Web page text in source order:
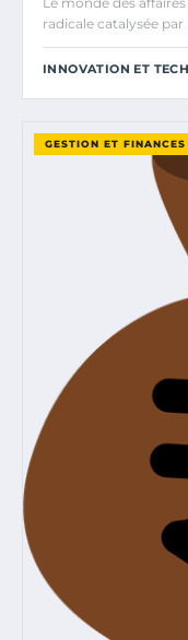
radicale catalysée par
INNOVATION ET
GESTION ET FINANCES